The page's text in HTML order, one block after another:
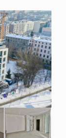
i
Meble
pod